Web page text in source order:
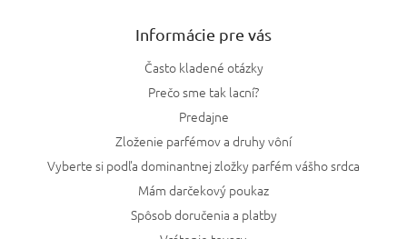
Informácie pre vás
Často kladené otázky
Prečo sme tak lacní?
Predajne
Zloženie parfémov a druhy vôní
Vyberte si podľa dominantnej zložky parfém vášho srdca
Mám darčekový poukaz
Spôsob doručenia a platby